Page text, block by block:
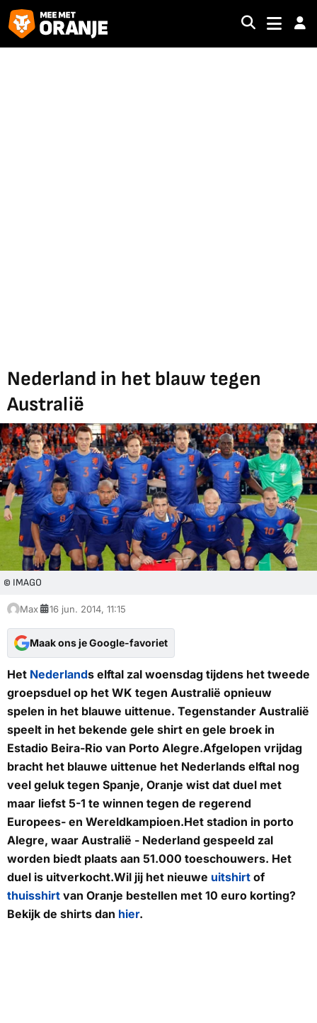
Nederland in het blauw tegen
Australië
© IMAGO
Max 16 jun. 2014, 11:15
Maak ons je Google-favoriet
Het Nederlands elftal zal woensdag tijdens het tweede
groepsduel op het WK tegen Australië opnieuw
spelen in het blauwe uittenue. Tegenstander Australië
speelt in het bekende gele shirt en gele broek in
Estadio Beira-Rio van Porto Alegre.Afgelopen vrijdag
bracht het blauwe uittenue het Nederlands elftal nog
veel geluk tegen Spanje, Oranje wist dat duel met
maar liefst 5-1 te winnen tegen de regerend
Europees- en Wereldkampioen.Het stadion in porto
Alegre, waar Australië - Nederland gespeeld zal
worden biedt plaats aan 51.000 toeschouwers. Het
duel is uitverkocht.Wil jij het nieuwe uitshirt of
thuisshirt van Oranje bestellen met 10 euro korting?
Bekijk de shirts dan hier.